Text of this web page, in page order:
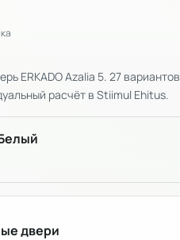
ERKADO Azalia 5. 27 вариантов
расчёт в Stiimul Ehitus.
двери